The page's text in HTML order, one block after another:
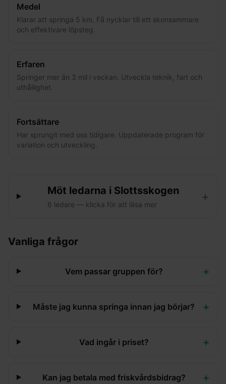
Medel
Klarar att springa 5 km. Få nycklar till ett skonsammare
och effektivare löpsteg.
Erfaren
Springer mer än 3 mil i veckan. Utveckla teknik, fart och
uthållighet.
Fortsättare
Har sprungit med oss tidigare. Uppdaterade program för
variation och utveckling.
Möt ledarna i Slottsskogen
6 ledare — klicka för att läsa mer
+
Vanliga frågor
Vem passar gruppen för? +
Måste jag kunna springa innan jag börjar? +
Vad ingår i priset? +
Kan jag betala med friskvårdsbidrag? +